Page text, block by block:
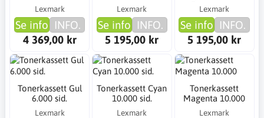
Lexmark
Se info INFO.
4 369,00 kr
Lexmark
Se info INFO.
5 195,00 kr
Lexmark
Se info INFO.
5 195,00 kr
Tonerkassett Gul
6.000 sid.
Lexmark
Tonerkassett Cyan
10.000 sid.
Lexmark
Tonerkassett
Magenta 10.000
Lexmark